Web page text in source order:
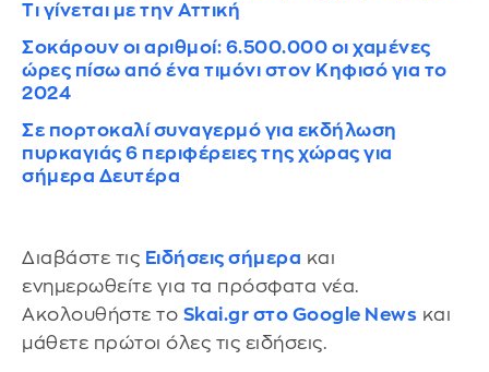
Τι γίνεται με την Αττική
Σοκάρουν οι αριθμοί: 6.500.000 οι χαμένες
ώρες πίσω από ένα τιμόνι στον Κηφισό για το
2024
Σε πορτοκαλί συναγερμό για εκδήλωση
πυρκαγιάς 6 περιφέρειες της χώρας για
σήμερα Δευτέρα
Διαβάστε τις Ειδήσεις σήμερα και
ενημερωθείτε για τα πρόσφατα νέα.
Ακολουθήστε το Skai.gr στο Google News και
μάθετε πρώτοι όλες τις ειδήσεις.